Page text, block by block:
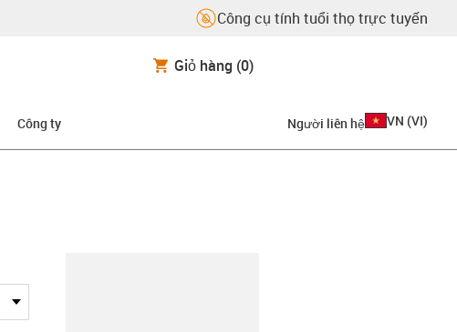
Công cụ tính tuổi thọ trực tuyến
Giỏ hàng (0)
Công ty Người liên hệ VN (VI)